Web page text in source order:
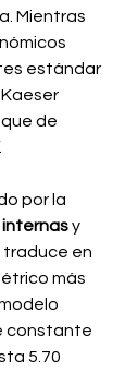
Mientras
estándar
de
por la
y
traduce en
más
constante
5.70